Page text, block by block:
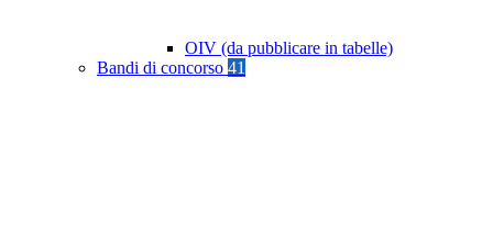
OIV (da pubblicare in tabelle)
Bandi di concorso 41